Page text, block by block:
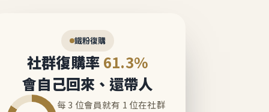
鐵粉復購
社群復購率 61.3%
會自己回來、還帶人
每 3 位會員就有 1 位在社群